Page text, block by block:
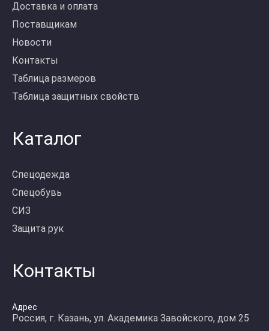
Доставка и оплата
Поставщикам
Новости
Контакты
Таблица размеров
Таблица защитных свойств
Каталог
Спецодежда
Спецобувь
СИЗ
Защита рук
Контакты
Адрес
Россия, г. Казань, ул. Академика Завойского, дом 25